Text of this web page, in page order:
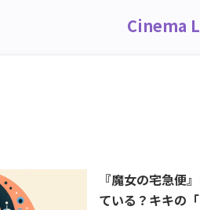
Cinema
『魔女の宅急便
ている？キキの